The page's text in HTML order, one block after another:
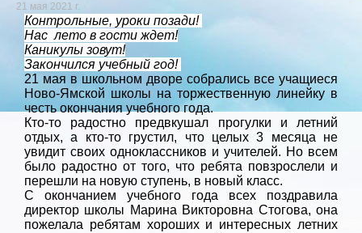
21 мая 2021 г.
Контрольные, уроки позади!
Нас лето в гости ждет!
Каникулы зовут!
Закончился учебный год!
21 мая в школьном дворе собрались все учащиеся
Ново-Ямской школы на торжественную линейку в
честь окончания учебного года.
Кто-то радостно предвкушал прогулки и летний
отдых, а кто-то грустил, что целых 3 месяца не
увидит своих одноклассников и учителей. Но всем
было радостно от того, что ребята повзрослели и
перешли на новую ступень, в новый класс.
С окончанием учебного года всех поздравила
директор школы Марина Викторовна Стогова, она
пожелала ребятам хороших и интересных летних